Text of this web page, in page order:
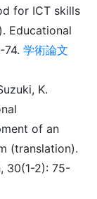
for ICT skills
Educational
74. 学術論文
K.
of an
(translation).
30(1-2): 75-